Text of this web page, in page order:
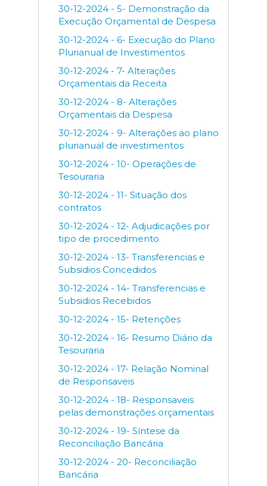
30-12-2024 - 5- Demonstração da
Execução Orçamental de Despesa
30-12-2024 - 6- Execução do Plano
Plurianual de Investimentos
30-12-2024 - 7- Alterações
Orçamentais da Receita
30-12-2024 - 8- Alterações
Orçamentais da Despesa
30-12-2024 - 9- Alterações ao plano
plurianual de investimentos
30-12-2024 - 10- Operações de
Tesouraria
30-12-2024 - 11- Situação dos
contratos
30-12-2024 - 12- Adjudicações por
tipo de procedimento
30-12-2024 - 13- Transferencias e
Subsidios Concedidos
30-12-2024 - 14- Transferencias e
Subsidios Recebidos
30-12-2024 - 15- Retenções
30-12-2024 - 16- Resumo Diário da
Tesouraria
30-12-2024 - 17- Relação Nominal
de Responsaveis
30-12-2024 - 18- Responsaveis
pelas demonstrações orçamentais
30-12-2024 - 19- Síntese da
Reconciliação Bancária
30-12-2024 - 20- Reconciliação
Bancária